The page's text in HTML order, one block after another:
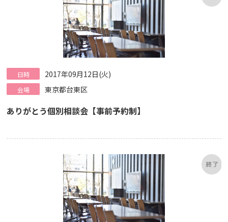
日時 2017年09月12日(火)
会場 東京都台東区
ありがとう個別相談会【事前予約制】